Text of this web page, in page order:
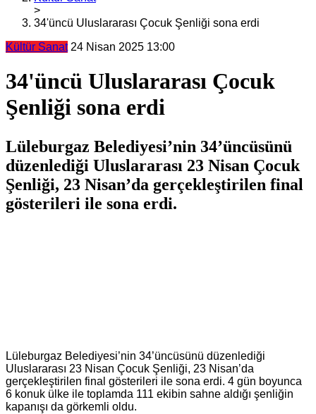
>
34'üncü Uluslararası Çocuk Şenliği sona erdi
Kültür Sanat 24 Nisan 2025 13:00
34'üncü Uluslararası Çocuk
Şenliği sona erdi
Lüleburgaz Belediyesi’nin 34’üncüsünü
düzenlediği Uluslararası 23 Nisan Çocuk
Şenliği, 23 Nisan’da gerçekleştirilen final
gösterileri ile sona erdi.
Lüleburgaz Belediyesi’nin 34’üncüsünü düzenlediği
Uluslararası 23 Nisan Çocuk Şenliği, 23 Nisan’da
gerçekleştirilen final gösterileri ile sona erdi. 4 gün boyunca
6 konuk ülke ile toplamda 111 ekibin sahne aldığı şenliğin
kapanışı da görkemli oldu.